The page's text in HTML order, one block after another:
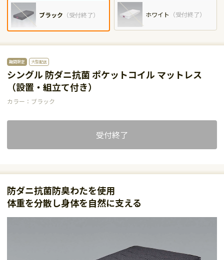
ブラック （受付終了） ホワイト （受付終了）
期間限定 大型配送
シングル 防ダニ抗菌 ポケットコイル マットレス
（設置・組立て付き）
カラー：ブラック
受付終了
防ダニ抗菌防臭わたを使用
体重を分散し身体を自然に支える